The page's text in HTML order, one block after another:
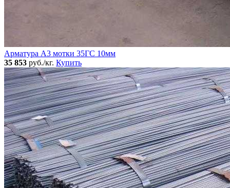
Арматура А3 мотки 35ГС 10мм
35 853 руб./кг. Купить